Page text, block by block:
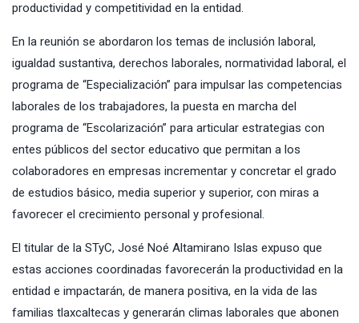
productividad y competitividad en la entidad.
En la reunión se abordaron los temas de inclusión laboral,
igualdad sustantiva, derechos laborales, normatividad laboral, el
programa de “Especialización” para impulsar las competencias
laborales de los trabajadores, la puesta en marcha del
programa de “Escolarización” para articular estrategias con
entes públicos del sector educativo que permitan a los
colaboradores en empresas incrementar y concretar el grado
de estudios básico, media superior y superior, con miras a
favorecer el crecimiento personal y profesional.
El titular de la STyC, José Noé Altamirano Islas expuso que
estas acciones coordinadas favorecerán la productividad en la
entidad e impactarán, de manera positiva, en la vida de las
familias tlaxcaltecas y generarán climas laborales que abonen